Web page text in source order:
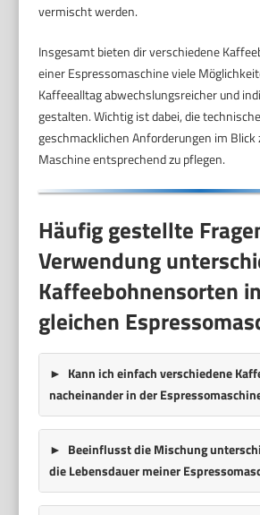
vermischt werden.
Insgesamt bieten dir verschiedene
einer Espressomaschine viele
Kaffeealltag abwechslungsreicher und
gestalten. Wichtig ist dabei, die
geschmacklichen Anforderungen im Blick
Maschine entsprechend zu pflegen.
Häufig gestellte
Verwendung
Kaffeebohnensorten
gleichen
Kann ich einfach verschiedene
nacheinander in der
Beeinflusst die Mischung
die Lebensdauer meiner